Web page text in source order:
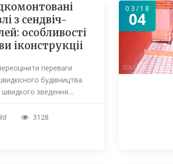
з сендвіч-
особливості
іконструкціі
переваги
будівництва.
зведення…
3128
03/18
04